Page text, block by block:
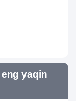
yaqin